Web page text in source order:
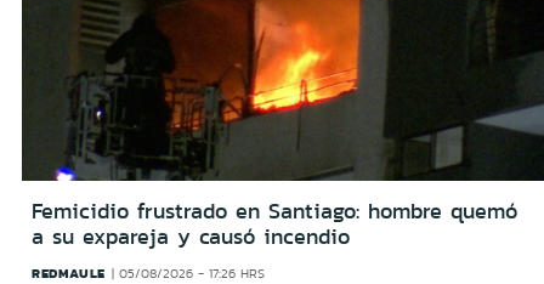
Femicidio frustrado en Santiago: hombre quemó
a su expareja y causó incendio
REDMAULE 05/08/2026 - 17:26 HRS